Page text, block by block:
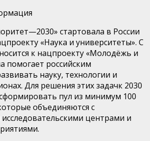
—2030» стартовала в России
«Наука и университеты». С
к нацпроекту «Молодёжь и
помогает российским
науку, технологии и
Для решения этих задачк 2030
пул из минимум 100
объединяются с
центрами и